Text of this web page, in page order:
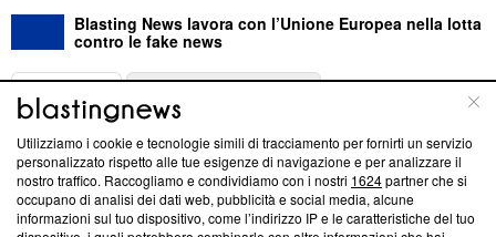
Blasting News lavora con l’Unione Europea nella lotta
contro le fake news
ABOUT
Questa sezione offre informazioni trasparenti su Blasting
News, sui nostri processi editoriali e su come ci impegniamo a
creare news di qualità. Inoltre, afferma la nostra aderenza a
‘Trust Project - News with Integrity’Blasting News non è
Utilizziamo i cookie e tecnologie simili di tracciamento per fornirti un servizio
personalizzato rispetto alle tue esigenze di navigazione e per analizzare il
nostro traffico. Raccogliamo e condividiamo con i nostri 1624partner che si
occupano di analisi dei dati web, pubblicità e social media, alcune
informazioni sul tuo dispositivo, come l’indirizzo IP e le caratteristiche del tuo